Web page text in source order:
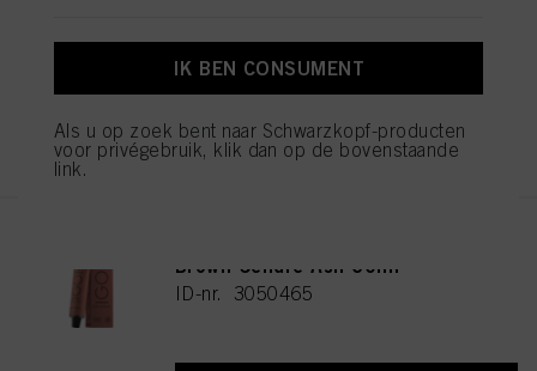
ID-nr. 3050470
REGISTEREN EN KOPEN
Brown Cendré Ash 60ml
ID-nr. 3050465
IK BEN CONSUMENT
Als u op zoek bent naar Schwarzkopf-producten
voor privégebruik, klik dan op de bovenstaande
link.